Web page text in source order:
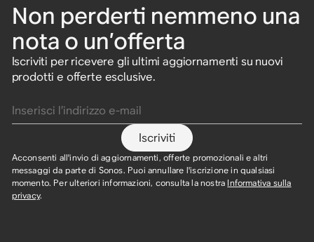
Non perderti nemmeno una
nota o un’offerta
Iscriviti per ricevere gli ultimi aggiornamenti su nuovi
prodotti e offerte esclusive.
Iscriviti
Acconsenti all'invio di aggiornamenti, offerte promozionali e altri
messaggi da parte di Sonos. Puoi annullare l'iscrizione in qualsiasi
momento. Per ulteriori informazioni, consulta la nostra Informativa sulla
privacy.